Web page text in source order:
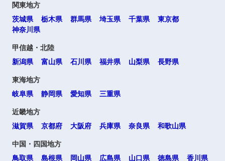
関東地方
茨城県
栃木県 群馬県 埼玉県 千葉県
東京都
神奈川県
甲信越・北陸
新潟県
富山県 石川県 福井県 山梨県 長野県
東海地方
岐阜県
静岡県 愛知県 三重県
近畿地方
滋賀県
京都府 大阪府 兵庫県 奈良県 和歌山県
中国・四国地方
鳥取県
島根県 岡山県 広島県 山口県 徳島県
香川県